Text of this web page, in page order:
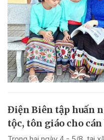
Điện Biên tập huấn
tộc, tôn giáo cho cán